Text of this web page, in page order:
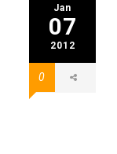
Jan
07
2012
0